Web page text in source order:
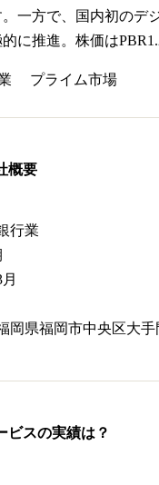
。一方で、国内初のデ
的に推進。株価は
プライム市場
概要
行業
岡県福岡市中央区大
ビスの実績は？